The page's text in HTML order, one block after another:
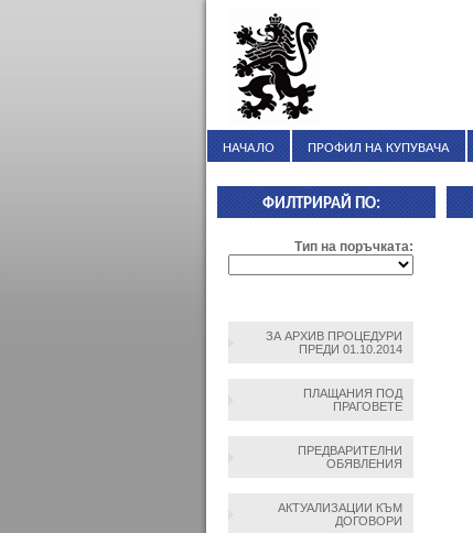
НАЧАЛО ПРОФИЛ НА КУПУВАЧА
ФИЛТРИРАЙ ПО:
Тип на поръчката:
ЗА АРХИВ ПРОЦЕДУРИ
ПРЕДИ 01.10.2014
ПЛАЩАНИЯ ПОД
ПРАГОВЕТЕ
ПРЕДВАРИТЕЛНИ
ОБЯВЛЕНИЯ
АКТУАЛИЗАЦИИ КЪМ
ДОГОВОРИ